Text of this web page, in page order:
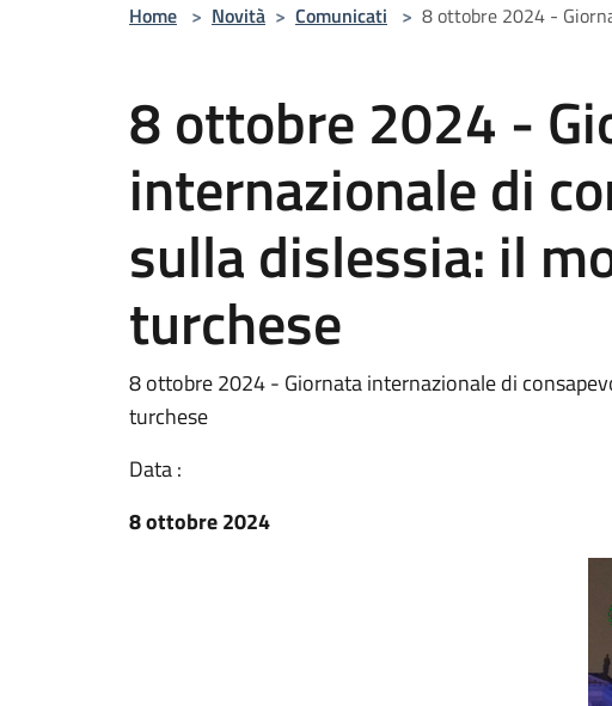
Home > Novità > Comunicati > 8 ottobre 2024 -
8 ottobre 2024 -
internazionale di
sulla dislessia: il
turchese
8 ottobre 2024 - Giornata internazionale di
turchese
Data :
8 ottobre 2024